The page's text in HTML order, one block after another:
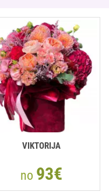
VIKTORIJA
no 93€